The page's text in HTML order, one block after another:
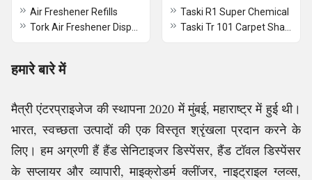
Air Freshener Refills
Taski R1 Super Chemical
हमारे बारे में
मैत्री एंटरप्राइजेज की स्थापना 2020 में मुंबई, महाराष्ट्र में हुई थी।
भारत, स्वच्छता उत्पादों की एक विस्तृत श्रृंखला प्रदान करने के
लिए। हम अग्रणी हैं हैंड सेनिटाइजर डिस्पेंसर, हैंड टॉवल डिस्पेंसर
के सप्लायर और व्यापारी, माइक्रोडर्म क्लींजर, नाइट्राइल ग्लव्स,